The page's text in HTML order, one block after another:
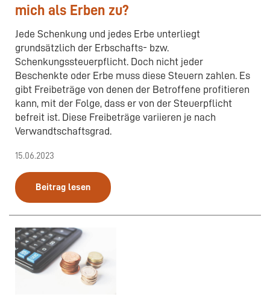
mich als Erben zu?
Jede Schenkung und jedes Erbe unterliegt
grundsätzlich der Erbschafts- bzw.
Schenkungssteuerpflicht. Doch nicht jeder
Beschenkte oder Erbe muss diese Steuern zahlen. Es
gibt Freibeträge von denen der Betroffene profitieren
kann, mit der Folge, dass er von der Steuerpflicht
befreit ist. Diese Freibeträge variieren je nach
Verwandtschaftsgrad.
15.06.2023
Beitrag lesen